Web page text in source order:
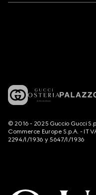
© 2016 - 2025 Guccio Gucci
Commerce Europe S.p.A. - IT
2294/I/1936 y 5647/I/1936